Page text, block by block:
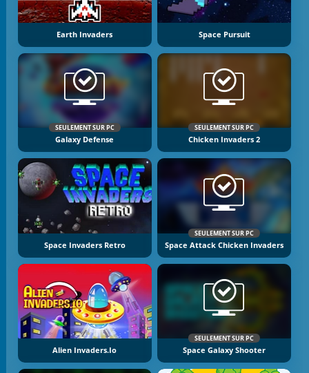
Earth Invaders Space Pursuit
SEULEMENT SUR PC
Galaxy Defense
SEULEMENT SUR PC
Chicken Invaders 2
Space Invaders Retro
SEULEMENT SUR PC
Space Attack Chicken Invaders
Alien Invaders.io
SEULEMENT SUR PC
Space Galaxy Shooter